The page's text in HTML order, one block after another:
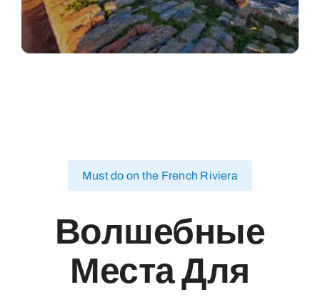
Must do on the French Riviera
Волшебные
Места Для